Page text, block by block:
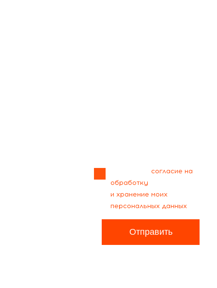
согласие на
обработку
и хранение моих
персональных данных
Отправить